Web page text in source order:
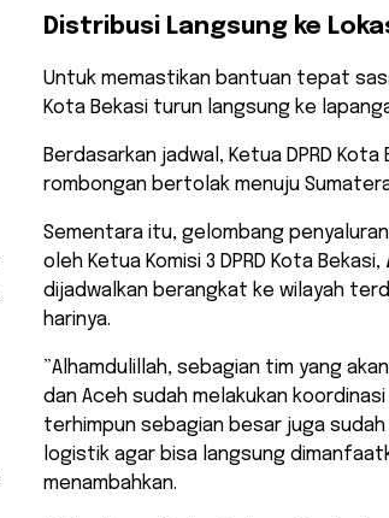
Distribusi Langsung ke
​Untuk memastikan bantuan tepat
Kota Bekasi turun langsung ke
Berdasarkan jadwal, Ketua DPRD Kota
rombongan bertolak menuju
​Sementara itu, gelombang
oleh Ketua Komisi 3 DPRD Kota Bekasi,
dijadwalkan berangkat ke wilayah
harinya.
​”Alhamdulillah, sebagian tim yang
dan Aceh sudah melakukan
terhimpun sebagian besar juga
logistik agar bisa langsung
menambahkan.